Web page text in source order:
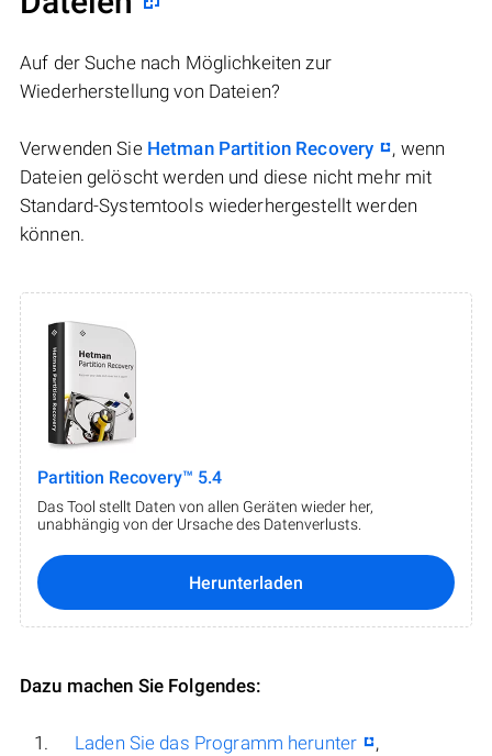
Auf der Suche nach Möglichkeiten zur
Wiederherstellung von Dateien?
Verwenden Sie Hetman Partition Recovery
, wenn
Dateien gelöscht werden und diese nicht mehr mit
Standard-Systemtools wiederhergestellt werden
können.
Partition Recovery™ 5.4
Das Tool stellt Daten von allen Geräten wieder her,
unabhängig von der Ursache des Datenverlusts.
Herunterladen
Dazu machen Sie Folgendes:
Laden Sie das Programm herunter
,